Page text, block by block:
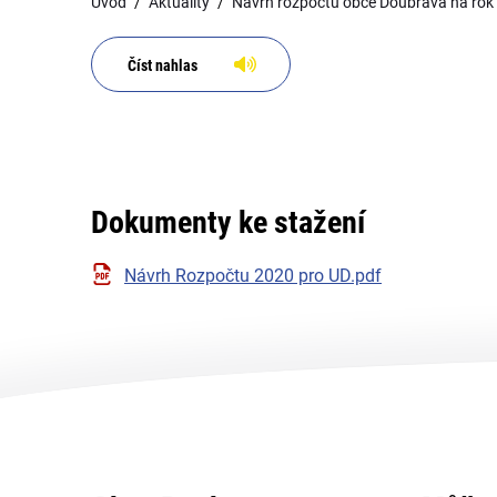
Číst nahlas
Dokumenty ke stažení
Návrh Rozpočtu 2020 pro UD.pdf